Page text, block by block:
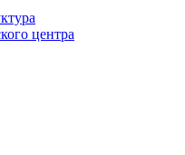
центра